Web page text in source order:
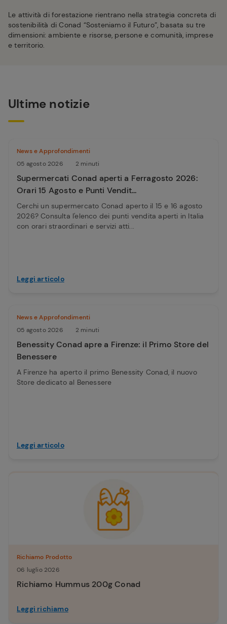
Le attività di forestazione rientrano nella strategia concreta di
sostenibilità di Conad “Sosteniamo il Futuro”, basata su tre
dimensioni: ambiente e risorse, persone e comunità, imprese
e territorio.
Ultime notizie
News e Approfondimenti
05 agosto 2026
2 minuti
Supermercati Conad aperti a Ferragosto 2026:
Orari 15 Agosto e Punti Vendit...
Cerchi un supermercato Conad aperto il 15 e 16 agosto
2026? Consulta l'elenco dei punti vendita aperti in Italia
con orari straordinari e servizi atti...
Leggi articolo
News e Approfondimenti
05 agosto 2026
2 minuti
Benessity Conad apre a Firenze: il Primo Store del
Benessere
A Firenze ha aperto il primo Benessity Conad, il nuovo
Store dedicato al Benessere
Leggi articolo
Richiamo Prodotto
06 luglio 2026
Richiamo Hummus 200g Conad
Leggi richiamo